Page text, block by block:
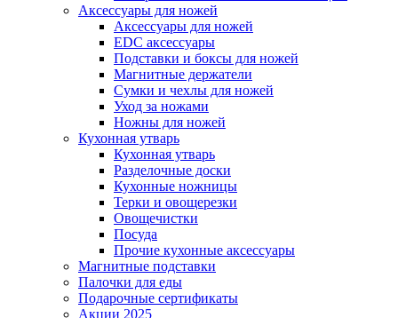
Аксессуары для ножей
Аксессуары для ножей
EDC аксессуары
Подставки и боксы для ножей
Магнитные держатели
Сумки и чехлы для ножей
Уход за ножами
Ножны для ножей
Кухонная утварь
Кухонная утварь
Разделочные доски
Кухонные ножницы
Терки и овощерезки
Овощечистки
Посуда
Прочие кухонные аксессуары
Магнитные подставки
Палочки для еды
Подарочные сертификаты
Акции 2025